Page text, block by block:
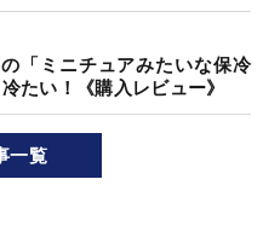
「ミニチュアみたいな保冷
たい！《購入レビュー》
一覧